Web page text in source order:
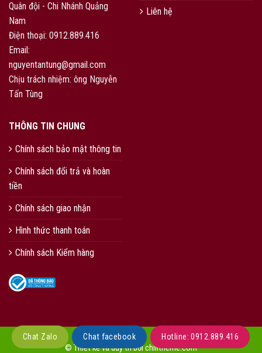
Quân đội - Chi Nhánh Quảng
Nam
Điện thoại: 0912.889.416
Email:
nguyentantung@gmail.com
Chịu trách nhiệm: ông Nguyễn
Tấn Tùng
Liên hệ
THÔNG TIN CHUNG
Chính sách bảo mật thông tin
Chính sách đổi trả và hoàn
tiền
Chính sách giao nhận
Hình thức thanh toán
Chính sách Kiểm hàng
© Thiết kế và duy trì bởi chilitheme.com
Chat Zalo Chat facebook Hotline: 0912.889.416